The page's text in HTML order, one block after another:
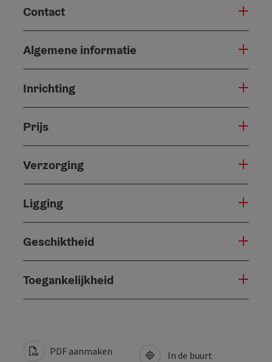
Contact
Algemene informatie
Inrichting
Prijs
Verzorging
Ligging
Geschiktheid
Toegankelijkheid
PDF aanmaken In de buurt